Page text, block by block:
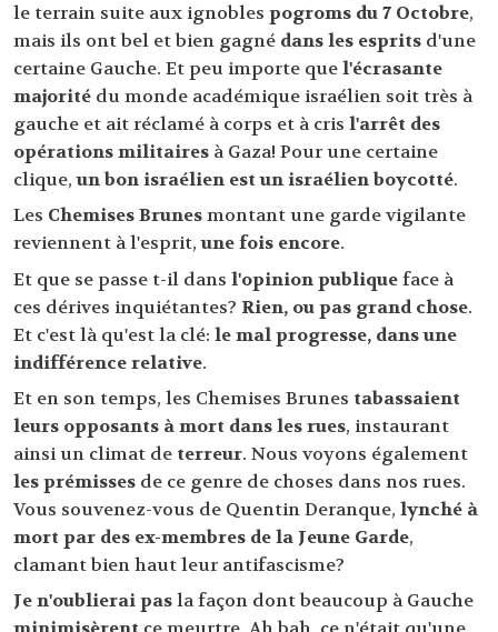
le terrain suite aux ignobles pogroms du 7 Octobre,
mais ils ont bel et bien gagné dans les esprits d'une
certaine Gauche. Et peu importe quel'écrasante
majorité du monde académique israélien soit très à
gauche et ait réclamé à corps et à cris l'arrêt des
opérations militaires à Gaza! Pour une certaine
clique,un bon israélien est un israélien boycotté.
Les Chemises Brunesmontant une garde vigilante
reviennent à l'esprit,une fois encore.
Et que se passe t-il dans l'opinion publiqueface à
ces dérives inquiétantes? Rien, ou pas grand chose.
Et c'est là qu'est la clé: le mal progresse, dans une
indifférence relative.
Et en son temps, les Chemises Brunes tabassaient
leurs opposants à mort dans les rues, instaurant
ainsi un climat de terreur. Nous voyons également
les prémisses de ce genre de choses dans nos rues.
Vous souvenez-vous de Quentin Deranque, lynché à
mort par des ex-membres de la Jeune Garde,
clamant bien haut leur antifascisme?
Je n'oublierai pasla façon dont beaucoup à Gauche